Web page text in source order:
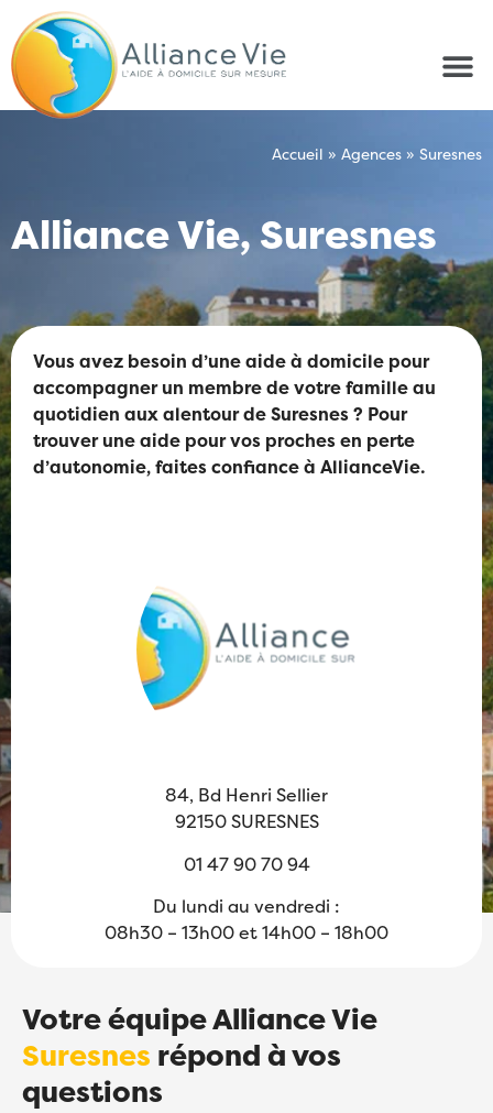
Accueil » Agences » Suresnes
Alliance Vie, Suresnes
Vous avez besoin d’une aide à domicile pour
accompagner un membre de votre famille au
quotidien aux alentour de Suresnes ? Pour
trouver une aide pour vos proches en perte
d’autonomie, faites confiance à AllianceVie.
84, Bd Henri Sellier
92150 SURESNES
01 47 90 70 94
Du lundi au vendredi :
08h30 – 13h00 et 14h00 – 18h00
Votre équipe Alliance Vie
Suresnes répond à vos
questions